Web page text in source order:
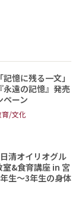
憶に残る一文」
遠の記憶』発売
ペーン
育/文化
清オイリオグル
室&食育講座 in 宮
生～3年生の身体